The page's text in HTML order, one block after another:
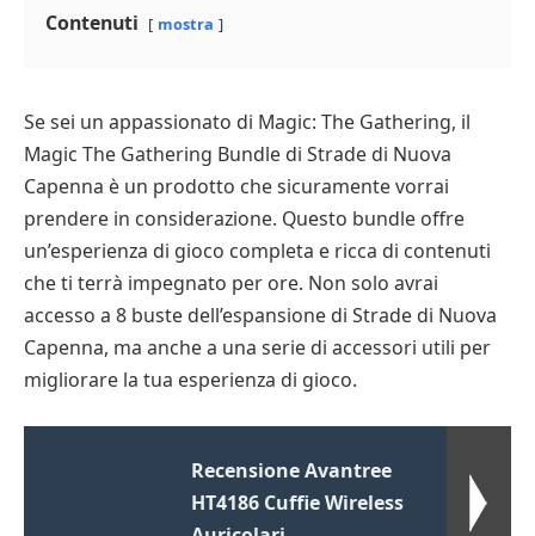
Contenuti mostra
Se sei un appassionato di Magic: The Gathering, il
Magic The Gathering Bundle di Strade di Nuova
Capenna è un prodotto che sicuramente vorrai
prendere in considerazione. Questo bundle offre
un’esperienza di gioco completa e ricca di contenuti
che ti terrà impegnato per ore. Non solo avrai
accesso a 8 buste dell’espansione di Strade di Nuova
Capenna, ma anche a una serie di accessori utili per
migliorare la tua esperienza di gioco.
Recensione Avantree
HT4186 Cuffie Wireless